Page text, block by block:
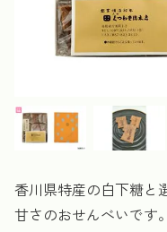
香川県特産の白下糖と
甘さのおせんべいです。